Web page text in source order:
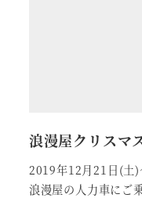
浪漫屋クリスマ
2019年12月21日(土
浪漫屋の人力車にご